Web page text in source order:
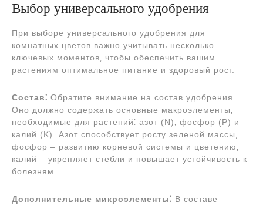
Выбор универсального удобрения
При выборе универсального удобрения для
комнатных цветов важно учитывать несколько
ключевых моментов‚ чтобы обеспечить вашим
растениям оптимальное питание и здоровый рост.
Состав⁚ Обратите внимание на состав удобрения.
Оно должно содержать основные макроэлементы‚
необходимые для растений⁚ азот (N)‚ фосфор (P) и
калий (K). Азот способствует росту зеленой массы‚
фосфор – развитию корневой системы и цветению‚
калий – укрепляет стебли и повышает устойчивость к
болезням.
Дополнительные микроэлементы⁚ В составе